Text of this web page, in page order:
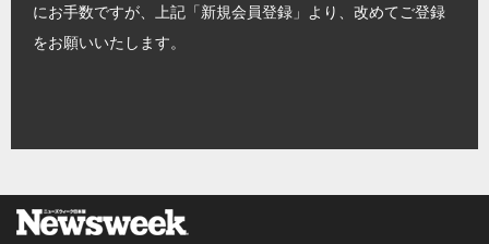
にお手数ですが、上記「新規会員登録」より、改めてご登録
をお願いいたします。